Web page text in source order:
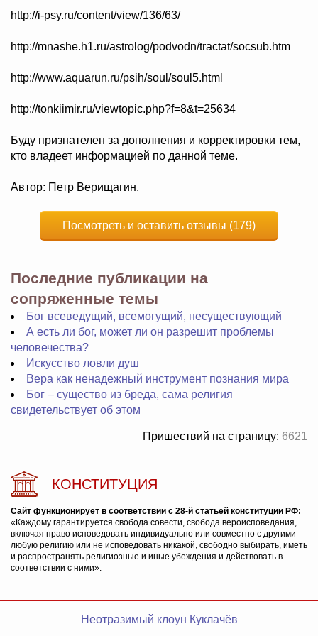
http://i-psy.ru/content/view/136/63/
http://mnashe.h1.ru/astrolog/podvodn/tractat/socsub.htm
http://www.aquarun.ru/psih/soul/soul5.html
http://tonkiimir.ru/viewtopic.php?f=8&t=25634
Буду признателен за дополнения и корректировки тем,
кто владеет информацией по данной теме.
Автор: Петр Верищагин.
Посмотреть и оставить отзывы (179)
Последние публикации на
сопряженные темы
Бог всеведущий, всемогущий, несуществующий
А есть ли бог, может ли он разрешит проблемы
человечества?
Искусство ловли душ
Вера как ненадежный инструмент познания мира
Бог – существо из бреда, сама религия
свидетельствует об этом
Пришествий на страницу: 6621
КОНСТИТУЦИЯ
Сайт функционирует в соответствии с 28-й статьей конституции РФ:
«Каждому гарантируется свобода совести, свобода вероисповедания,
включая право исповедовать индивидуально или совместно с другими
любую религию или не исповедовать никакой, свободно выбирать, иметь
и распространять религиозные и иные убеждения и действовать в
соответствии с ними».
Неотразимый клоун Куклачёв